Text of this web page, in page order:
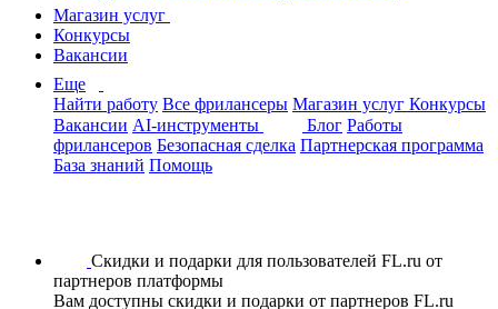
Магазин услуг
Конкурсы
Вакансии
Еще
Найти работу Все фрилансеры Магазин услуг Конкурсы
Вакансии AI-инструменты Блог Работы
фрилансеров Безопасная сделка Партнерская программа
База знаний Помощь
Скидки и подарки для пользователей FL.ru от
партнеров платформы
Вам доступны скидки и подарки от партнеров FL.ru